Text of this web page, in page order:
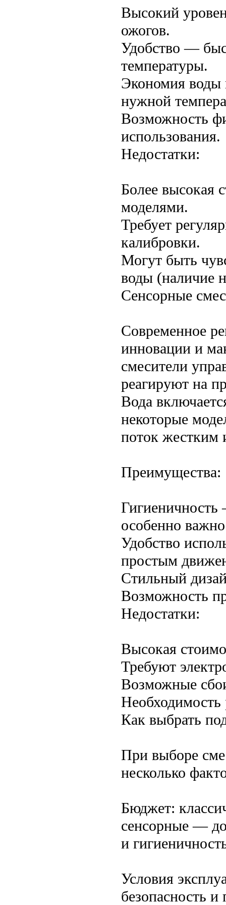
Высокий
ожогов.
Удобство —
температуры.
Экономия воды
нужной
Возможность
использования.
Недостатки:
Более высокая
моделями.
Требует
калибровки.
Могут быть
воды (наличие
Сенсорные
Современное
инновации и
смесители
реагируют на
Вода
некоторые
поток жестким
Преимущества:
особенно
Удобство
простым
Стильный
Возможность
Недостатки:
Высокая
Требуют
Возможные
Необходимость
Как выбрать
При выборе
несколько
Бюджет:
сенсорные —
и
Условия
безопасность